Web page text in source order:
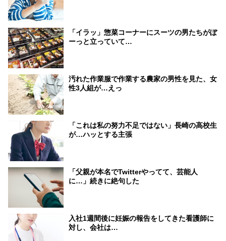
「イラッ」惣菜コーナーにスーツの男たちがぼ
ーっと立っていて…
汚れた作業服で作業する農家の男性を見た、女
性3人組が…えっ
「これは私の努力不足ではない」長崎の高校生
が…ハッとする主張
「父親が本名でTwitterやってて、芸能人
に…」続きに絶句した
入社1週間後に妊娠の報告をしてきた看護師に
対し、会社は…